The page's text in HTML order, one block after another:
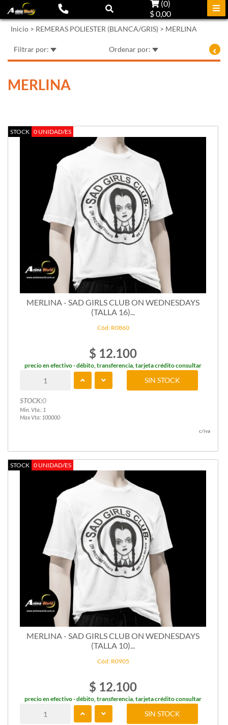
(0)
$ 0,00
Inicio > REMERAS POLIESTER (BLANCA/GRIS) > MERLINA
Filtrar por: Ordenar por:
MERLINA
STOCK 0 UNIDAD/ES
MERLINA - SAD GIRLS CLUB ON WEDNESDAYS
(TALLA 16)...
Cód: R0860
$ 12.100
precio en efectivo - débito, transferencia, tarjeta crédito consultar
STOCK:0
Min. Vta.: 1
Max Vta: 100000
SIN STOCK
c/iva
STOCK 0 UNIDAD/ES
MERLINA - SAD GIRLS CLUB ON WEDNESDAYS
(TALLA 10)...
Cód: R0905
$ 12.100
precio en efectivo - débito, transferencia, tarjeta crédito consultar
SIN STOCK